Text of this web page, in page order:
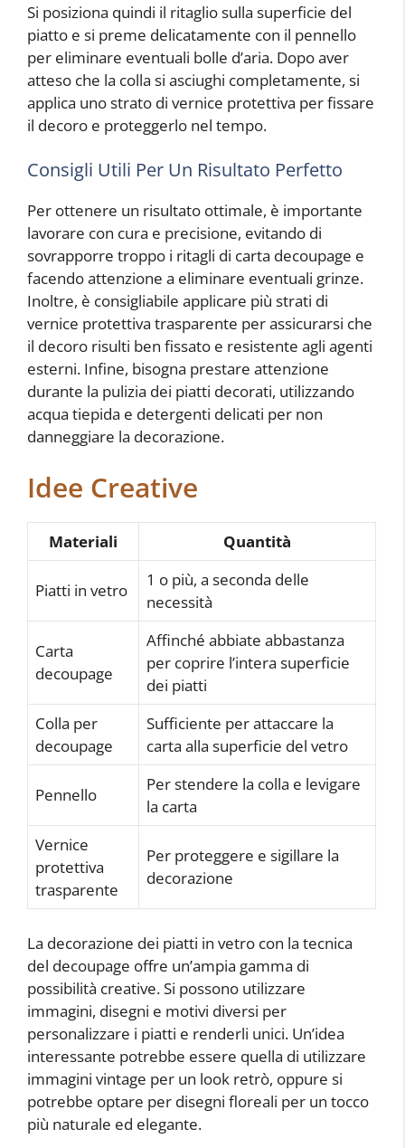
Si posiziona quindi il ritaglio sulla superficie del
piatto e si preme delicatamente con il pennello
per eliminare eventuali bolle d’aria. Dopo aver
atteso che la colla si asciughi completamente, si
applica uno strato di vernice protettiva per fissare
il decoro e proteggerlo nel tempo.
Consigli Utili Per Un Risultato Perfetto
Per ottenere un risultato ottimale, è importante
lavorare con cura e precisione, evitando di
sovrapporre troppo i ritagli di carta decoupage e
facendo attenzione a eliminare eventuali grinze.
Inoltre, è consigliabile applicare più strati di
vernice protettiva trasparente per assicurarsi che
il decoro risulti ben fissato e resistente agli agenti
esterni. Infine, bisogna prestare attenzione
durante la pulizia dei piatti decorati, utilizzando
acqua tiepida e detergenti delicati per non
danneggiare la decorazione.
Idee Creative
Materiali Quantità
Piatti in vetro
1 o più, a seconda delle
necessità
Carta
decoupage
Affinché abbiate abbastanza
per coprire l’intera superficie
dei piatti
Colla per
decoupage
Sufficiente per attaccare la
carta alla superficie del vetro
Pennello
Per stendere la colla e levigare
la carta
Vernice
protettiva
trasparente
Per proteggere e sigillare la
decorazione
La decorazione dei piatti in vetro con la tecnica
del decoupage offre un’ampia gamma di
possibilità creative. Si possono utilizzare
immagini, disegni e motivi diversi per
personalizzare i piatti e renderli unici. Un’idea
interessante potrebbe essere quella di utilizzare
immagini vintage per un look retrò, oppure si
potrebbe optare per disegni floreali per un tocco
più naturale ed elegante.